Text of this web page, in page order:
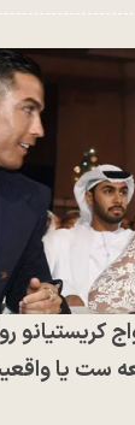
کریستیانو
ست یا